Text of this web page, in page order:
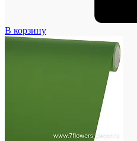
В корзину